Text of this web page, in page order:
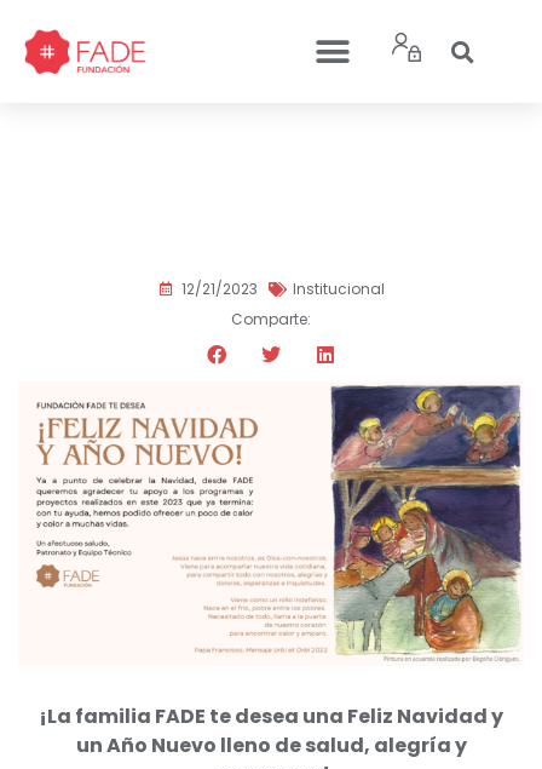
12/21/2023
Institucional
Comparte:
¡La familia FADE te desea una Feliz Navidad y
un Año Nuevo lleno de salud, alegría y